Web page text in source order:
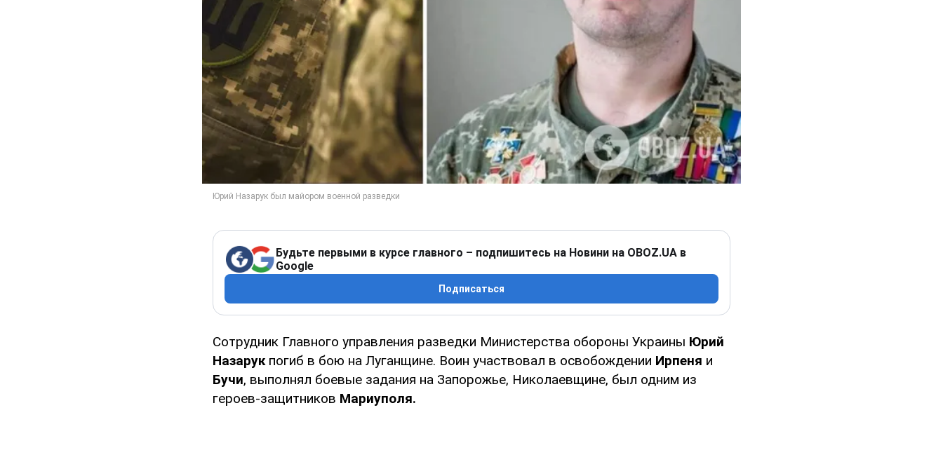
Будьте первыми в курсе главного – подпишитесь на Новини на OBOZ.UA в
Google
Подписаться
Сотрудник Главного управления разведки Министерства обороны Украины Юрий
Назарукпогиб в бою на Луганщине. Воин участвовал в освобождении Ирпеня и
Бучи, выполнял боевые задания на Запорожье, Николаевщине, был одним из
героев-защитников Мариуполя.